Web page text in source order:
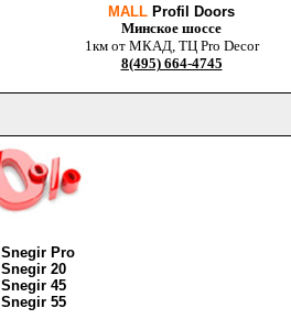
MALL Profil Doors
Минское шоссе
1км от МКАД, ТЦ Pro Decor
8(495) 664-4745
Snegir Pro
Snegir 20
Snegir 45
Snegir 55